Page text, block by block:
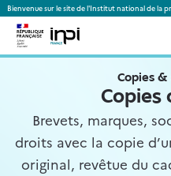
Bienvenue sur le site de l'Institut national de la
Copies
Copies
Brevets, marques,
droits avec la copie
original, revêtue du
Panneau de gestion des cookies